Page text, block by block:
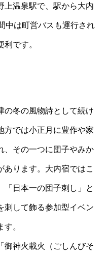
上温泉駅で、駅から大内
中は町営バスも運行され
です。
の冬の風物詩として続け
方では小正月に豊作や家
、その一つに団子やみか
あります。大内宿ではこ
「日本一の団子刺し」と
刺して飾る参加型イベン
。
御神火載火（ごしんびそ